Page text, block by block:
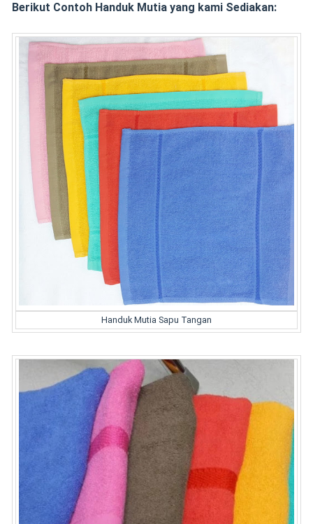
Berikut Contoh Handuk Mutia yang kami Sediakan:
Handuk Mutia Sapu Tangan